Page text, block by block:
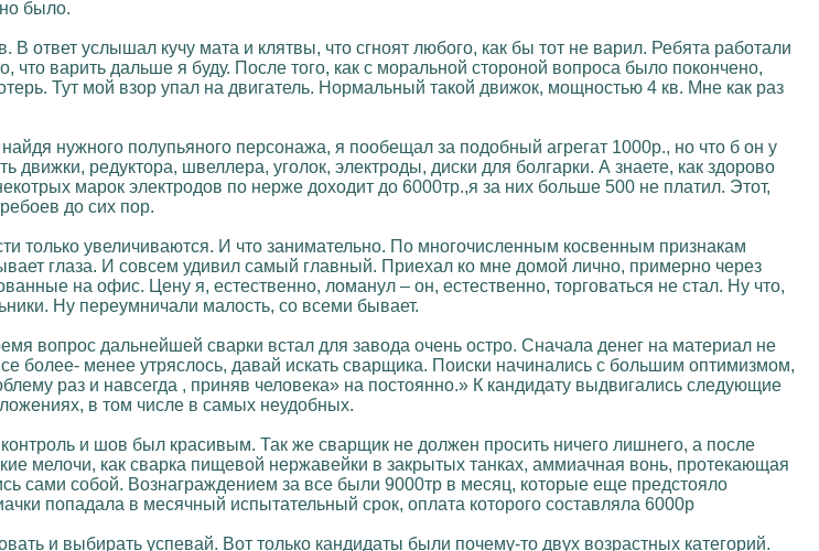
было.
ответ услышал кучу мата и клятвы, что сгноят любого, как бы тот не варил. Ребята работали
варить дальше я буду. После того, как с моральной стороной вопроса было покончено,
Тут мой взор упал на двигатель. Нормальный такой движок, мощностью 4 кв. Мне как раз
нужного полупьяного персонажа, я пообещал за подобный агрегат 1000р., но что б он у
редуктора, швеллера, уголок, электроды, диски для болгарки. А знаете, как здорово
марок электродов по нерже доходит до 6000тр.,я за них больше 500 не платил. Этот,
до сих пор.
только увеличиваются. И что занимательно. По многочисленным косвенным признакам
глаза. И совсем удивил самый главный. Приехал ко мне домой лично, примерно через
на офис. Цену я, естественно, ломанул – он, естественно, торговаться не стал. Ну что,
Ну переумничали малость, со всеми бывает.
вопрос дальнейшей сварки встал для завода очень остро. Сначала денег на материал не
более- менее утряслось, давай искать сварщика. Поиски начинались с большим оптимизмом,
раз и навсегда , приняв человека» на постоянно.» К кандидату выдвигались следующие
в том числе в самых неудобных.
и шов был красивым. Так же сварщик не должен просить ничего лишнего, а после
мелочи, как сварка пищевой нержавейки в закрытых танках, аммиачная вонь, протекающая
сами собой. Вознаграждением за все были 9000тр в месяц, которые еще предстояло
попадала в месячный испытательный срок, оплата которого составляла 6000р
и выбирать успевай. Вот только кандидаты были почему-то двух возрастных категорий.